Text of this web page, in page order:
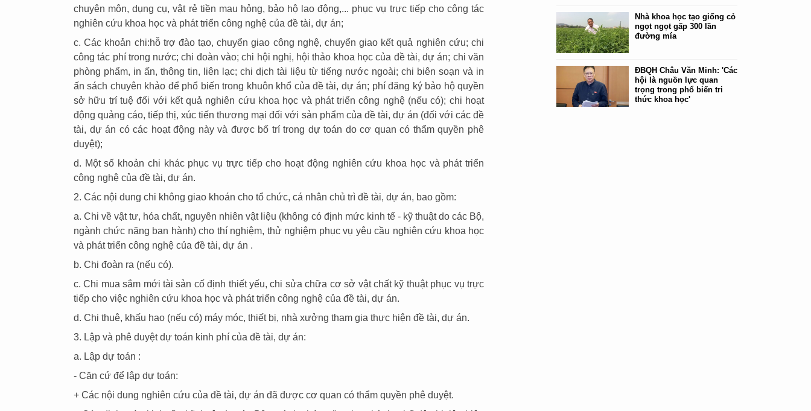
chuyên môn, dụng cụ, vật rẻ tiền mau hỏng, bảo hộ lao động,... phục vụ trực tiếp cho công tác
nghiên cứu khoa học và phát triển công nghệ của đề tài, dự án;
c.Các khoản chi:hỗ trợ đào tạo, chuyển giao công nghệ, chuyển giao kết quả nghiên cứu; chi
công tác phí trong n­ước; chi đoàn vào; chi hội nghị, hội thảo khoa học của đề tài, dự án; chi văn
phòng phẩm, in ấn, thông tin, liên lạc; chi dịch tài liệu từ tiếng n­ước ngoài; chi biên soạn và in
ấn sách chuyên khảo để phổ biến trong khuôn khổ của đề tài, dự án; phí đăng ký bảo hộ quyền
sở hữu trí tuệ đối với kết quả nghiên cứu khoa học và phát triển công nghệ (nếu có); chi hoạt
động quảng cáo, tiếp thị, xúc tiến thương mại đối với sản phẩm của đề tài, dự án (đối với các đề
tài, dự án có các hoạt động này và được bố trí trong dự toán do cơ quan có thẩm quyền phê
duyệt);
d. Một số khoản chi khác phục vụ trực tiếp cho hoạt động nghiên cứu khoa học và phát triển
công nghệ của đề tài, dự án.
2. Các nội dung chi không giao khoán cho tổ chức, cá nhân chủ trì đề tài, dự án, bao gồm:
a. Chi về vật tư, hóa chất, nguyên nhiên vật liệu (không có định mức kinh tế - kỹ thuật do các Bộ,
ngành chức năng ban hành) cho thí nghiệm, thử nghiệm phục vụ yêu cầu nghiên cứu khoa học
và phát triển công nghệ của đề tài, dự án .
b. Chi đoàn ra (nếu có).
c. Chi mua sắm mới tài sản cố định thiết yếu, chi sửa chữa cơ sở vật chất kỹ thuật phục vụ trực
tiếp cho việc nghiên cứu khoa học và phát triển công nghệ của đề tài, dự án.
d. Chi thuê, khấu hao (nếu có) máy móc, thiết bị, nhà xưởng tham gia thực hiện đề tài, dự án.
3. Lập và phê duyệt dự toán kinh phí của đề tài, dự án:
a. Lập dự toán :
- Căn cứ để lập dự toán:
+ Các nội dung nghiên cứu của đề tài, dự án đã được cơ quan có thẩm quyền phê duyệt.
Nhà khoa học tạo giống cỏ
ngọt ngọt gấp 300 lần
đường mía
ĐBQH Châu Văn Minh: 'Các
hội là nguồn lực quan
trọng trong phổ biến tri
thức khoa học'